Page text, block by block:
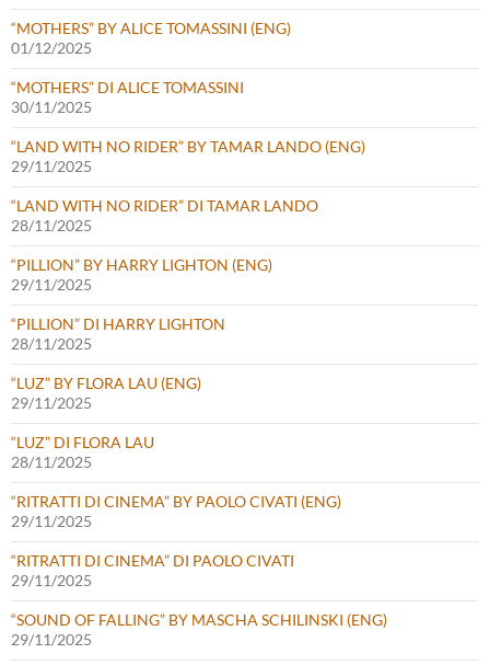
“MOTHERS” BY ALICE TOMASSINI (ENG)
01/12/2025
“MOTHERS” DI ALICE TOMASSINI
30/11/2025
“LAND WITH NO RIDER” BY TAMAR LANDO (ENG)
29/11/2025
“LAND WITH NO RIDER” DI TAMAR LANDO
28/11/2025
“PILLION” BY HARRY LIGHTON (ENG)
29/11/2025
“PILLION” DI HARRY LIGHTON
28/11/2025
“LUZ” BY FLORA LAU (ENG)
29/11/2025
“LUZ” DI FLORA LAU
28/11/2025
“RITRATTI DI CINEMA” BY PAOLO CIVATI (ENG)
29/11/2025
“RITRATTI DI CINEMA” DI PAOLO CIVATI
29/11/2025
“SOUND OF FALLING” BY MASCHA SCHILINSKI (ENG)
29/11/2025